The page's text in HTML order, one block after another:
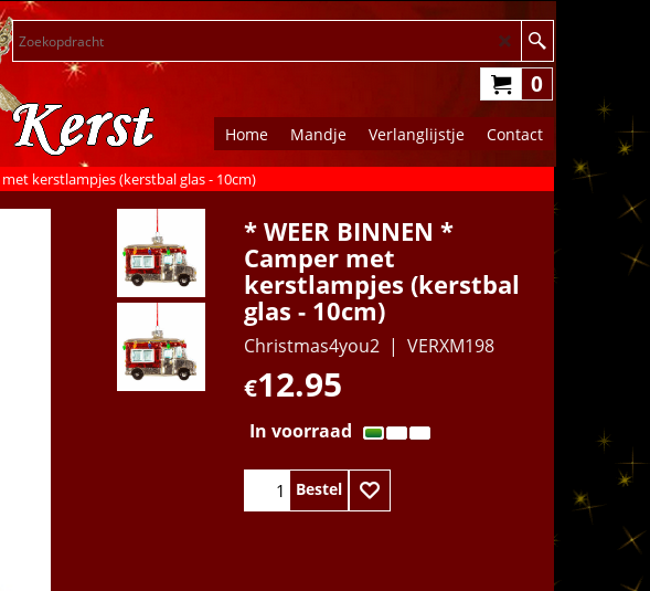
0
Home Mandje Verlanglijstje Contact
kerstlampjes (kerstbal glas - 10cm)
* WEER BINNEN *
Camper met
kerstlampjes (kerstbal
glas - 10cm)
Christmas4you2 VERXM198
€12.95
In voorraad
Bestel